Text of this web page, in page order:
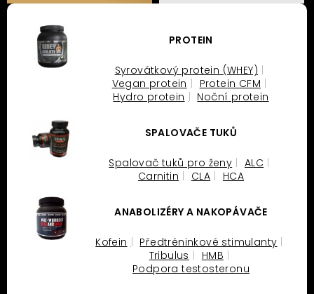
PROTEIN
Syrovátkový protein (WHEY)
Vegan protein
Protein CFM
Hydro protein
Noční protein
SPALOVAČE TUKŮ
Spalovač tuků pro ženy
ALC
Carnitin
CLA HCA
ANABOLIZÉRY A NAKOPÁVAČE
Kofein
Předtréninkové stimulanty
Tribulus
HMB
Podpora testosteronu